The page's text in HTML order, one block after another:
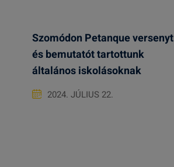
Szomódon Petanque versenyt
és bemutatót tartottunk
általános iskolásoknak
2024. JÚLIUS 22.